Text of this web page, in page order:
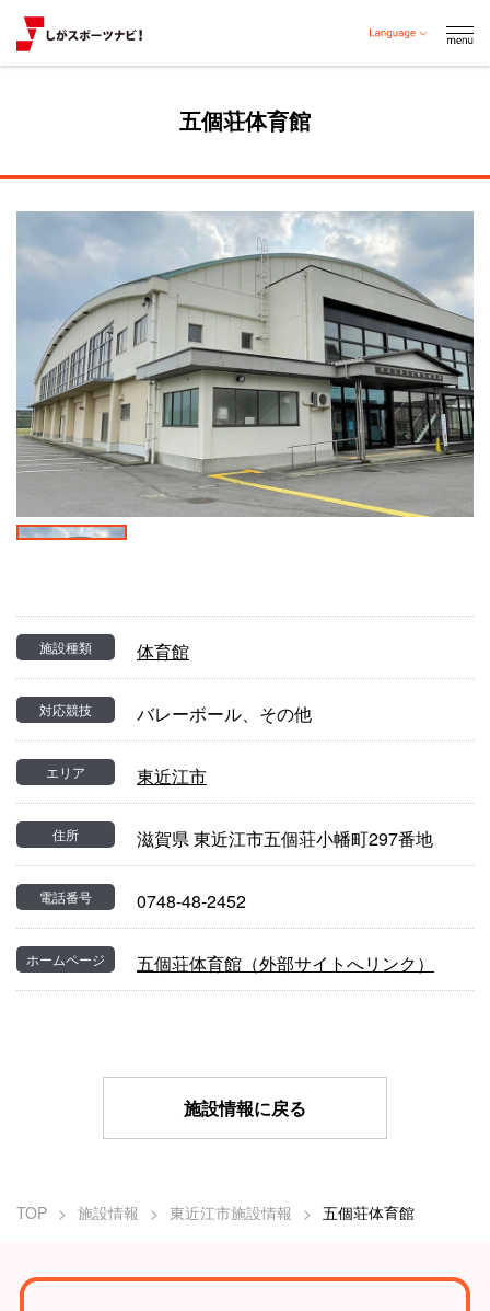
五個荘体育館
TOP 施設情報 東近江市施設情報 五個荘体育館
施設種類 体育館
対応競技 バレーボール、その他
エリア 東近江市
住所 滋賀県 東近江市五個荘小幡町297番地
電話番号 0748-48-2452
ホームページ 五個荘体育館（外部サイトへリンク）
施設情報に戻る